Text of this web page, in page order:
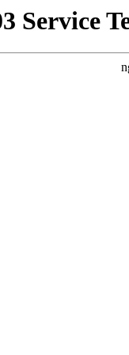
Service